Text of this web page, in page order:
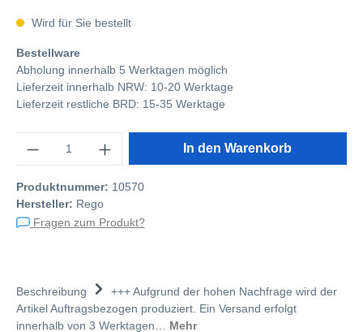
Wird für Sie bestellt
Bestellware
Abholung innerhalb 5 Werktagen möglich
Lieferzeit innerhalb NRW: 10-20 Werktage
Lieferzeit restliche BRD: 15-35 Werktage
In den Warenkorb
Produktnummer: 10570
Hersteller: Rego
Fragen zum Produkt?
Beschreibung
+++ Aufgrund der hohen Nachfrage wird der
Artikel Auftragsbezogen produziert. Ein Versand erfolgt
innerhalb von 3 Werktagen… Mehr